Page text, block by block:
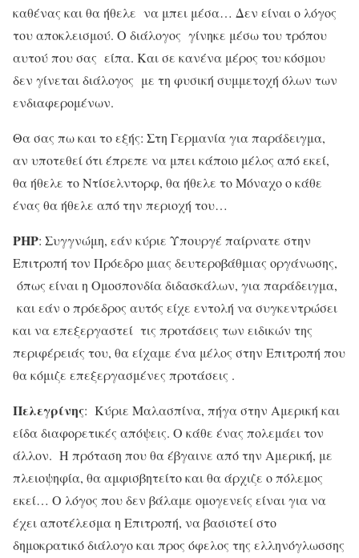
καθένας και θα ήθελε να μπει μέσα… Δεν είναι ο λόγος
του αποκλεισμού. Ο διάλογος γίνηκε μέσω του τρόπου
αυτού που σας είπα. Και σε κανένα μέρος του κόσμου
δεν γίνεται διάλογος με τη φυσική συμμετοχή όλων των
ενδιαφερομένων.
Θα σας πω και το εξής: Στη Γερμανία για παράδειγμα,
αν υποτεθεί ότι έπρεπε να μπει κάποιο μέλος από εκεί,
θα ήθελε το Ντίσελντορφ, θα ήθελε το Μόναχο ο κάθε
ένας θα ήθελε από την περιοχή του…
ΡΗΡ: Συγγνώμη, εάν κύριε Υπουργέ παίρνατε στην
Επιτροπή τον Πρόεδρο μιας δευτεροβάθμιας οργάνωσης,
όπως είναι η Ομοσπονδία διδασκάλων, για παράδειγμα,
και εάν ο πρόεδρος αυτός είχε εντολή να συγκεντρώσει
και να επεξεργαστεί τις προτάσεις των ειδικών της
περιφέρειάς του, θα είχαμε ένα μέλος στην Επιτροπή που
θα κόμιζε επεξεργασμένες προτάσεις .
Πελεγρίνης: Κύριε Μαλασπίνα, πήγα στην Αμερική και
είδα διαφορετικές απόψεις. Ο κάθε ένας πολεμάει τον
άλλον. Η πρόταση που θα έβγαινε από την Αμερική, με
πλειοψηφία, θα αμφισβητείτο και θα άρχιζε ο πόλεμος
εκεί… Ο λόγος που δεν βάλαμε ομογενείς είναι για να
έχει αποτέλεσμα η Επιτροπή, να βασιστεί στο
δημοκρατικό διάλογο και προς όφελος της ελληνόγλωσσης